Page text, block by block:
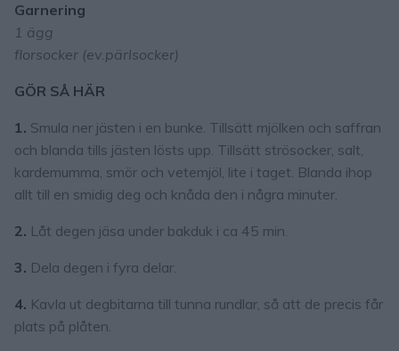
Garnering
1 ägg
florsocker (ev.pärlsocker)
GÖR SÅ HÄR
1. Smula ner jästen i en bunke. Tillsätt mjölken och saffran
och blanda tills jästen lösts upp. Tillsätt strösocker, salt,
kardemumma, smör och vetemjöl, lite i taget. Blanda ihop
allt till en smidig deg och knåda den i några minuter.
2. Låt degen jäsa under bakduk i ca 45 min.
3. Dela degen i fyra delar.
4. Kavla ut degbitarna till tunna rundlar, så att de precis får
plats på plåten.